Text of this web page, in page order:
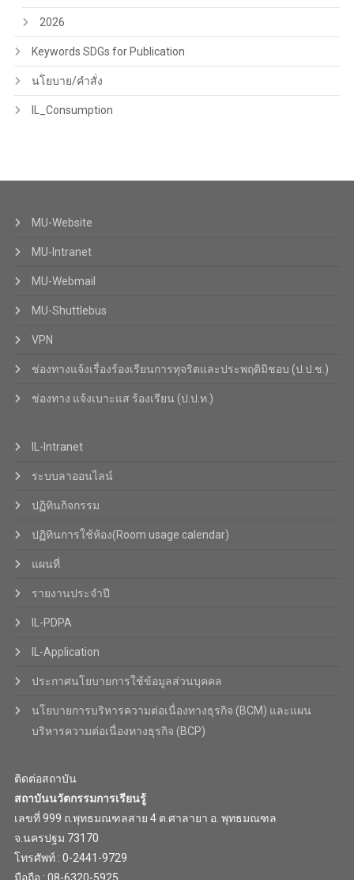
2026
Keywords SDGs for Publication
นโยบาย/คำสั่ง
IL_Consumption
MU-Website
MU-Intranet
MU-Webmail
MU-Shuttlebus
VPN
ช่องทางแจ้งเรื่องร้องเรียนการทุจริตและประพฤติมิชอบ (ป.ป.ช.)
ช่องทาง แจ้งเบาะแส ร้องเรียน (ป.ป.ท.)
IL-Intranet
ระบบลาออนไลน์
ปฏิทินกิจกรรม
ปฏิทินการใช้ห้อง(Room usage calendar)
แผนที่
รายงานประจำปี
IL-PDPA
IL-Application
ประกาศนโยบายการใช้ข้อมูลส่วนบุคคล
นโยบายการบริหารความต่อเนื่องทางธุรกิจ (BCM) และแผน
บริหารความต่อเนื่องทางธุรกิจ (BCP)
ติดต่อสถาบัน
สถาบันนวัตกรรมการเรียนรู้
เลขที่ 999 ถ.พุทธมณฑลสาย 4 ต.ศาลายา อ. พุทธมณฑล
จ.นครปฐม 73170
โทรศัพท์ : 0-2441-9729
มือถือ : 08-6320-5925